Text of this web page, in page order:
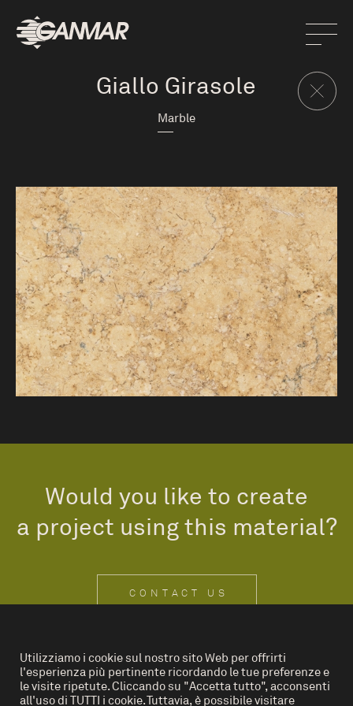
Giallo Girasole
Marble
Would you like to create
a project using this material?
CONTACT US
IT EN
Utilizziamo i cookie sul nostro sito Web per offrirti
l'esperienza più pertinente ricordando le tue preferenze e
le visite ripetute. Cliccando su "Accetta tutto", acconsenti
all'uso di TUTTI i cookie. Tuttavia, è possibile visitare